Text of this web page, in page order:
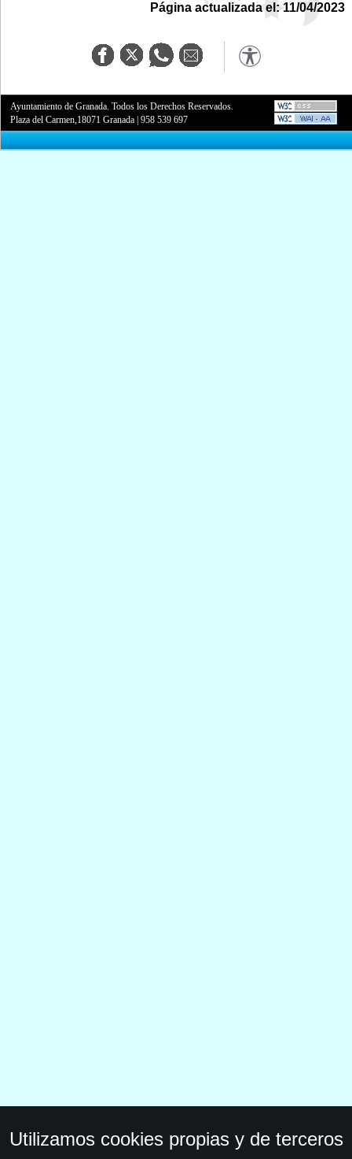
Página actualizada el: 11/04/2023
Ayuntamiento de Granada. Todos los Derechos Reservados.
Plaza del Carmen,18071 Granada |958 539 697
Utilizamos cookies propias y de terceros